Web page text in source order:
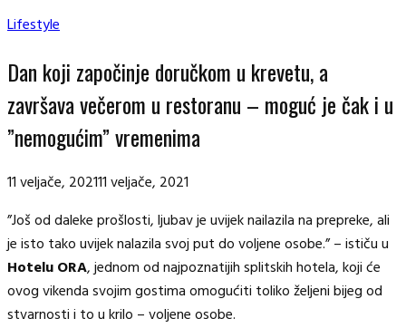
Lifestyle
Dan koji započinje doručkom u krevetu, a
završava večerom u restoranu – moguć je čak i u
”nemogućim” vremenima
11 veljače, 202111 veljače, 2021
”Još od daleke prošlosti, ljubav je uvijek nailazila na prepreke, ali
je isto tako uvijek nalazila svoj put do voljene osobe.” – ističu u
Hotelu ORA, jednom od najpoznatijih splitskih hotela, koji će
ovog vikenda svojim gostima omogućiti toliko željeni bijeg od
stvarnosti i to u krilo – voljene osobe.